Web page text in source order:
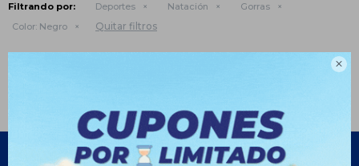

Filtrando por: Deportes Natación
Gorras
Color: Negro Quitar filtros